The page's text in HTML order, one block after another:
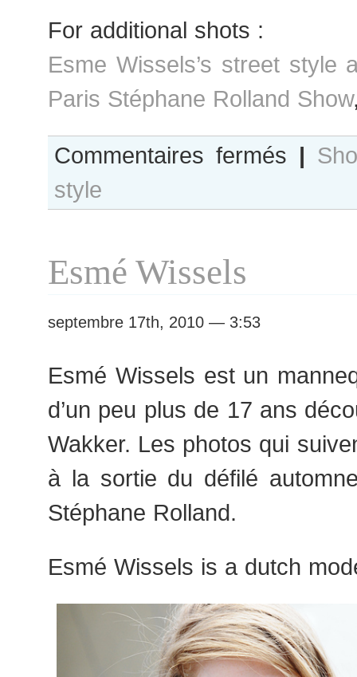
For additional shots :
Esme Wissels’s street style
Paris Stéphane Rolland Show
Commentaires fermés Esme
after
|
style
Esmé Wissels
septembre 17th, 2010 — 3:53
Esmé Wissels est un
d’un peu plus de 17 ans
Wakker. Les photos qui
à la sortie du défilé
Stéphane Rolland.
Esmé Wissels is a dutch